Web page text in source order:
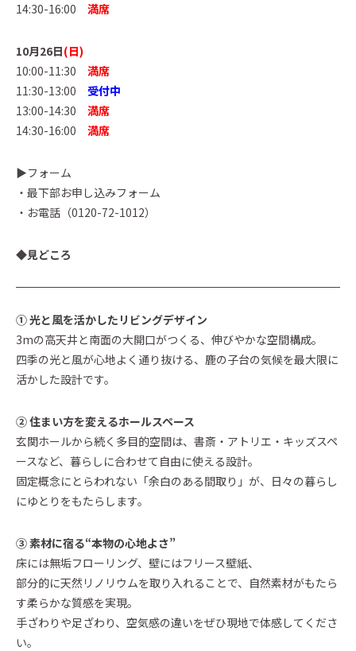
14:30-16:00 満席
10月26日(日)
10:00-11:30 満席
11:30-13:00 受付中
13:00-14:30 満席
14:30-16:00 満席
▶︎フォーム
・最下部お申し込みフォーム
・お電話（0120-72-1012）
◆見どころ
① 光と風を活かしたリビングデザイン
3mの高天井と南面の大開口がつくる、伸びやかな空間構成。
四季の光と風が心地よく通り抜ける、鹿の子台の気候を最大限に
活かした設計です。
② 住まい方を変えるホールスペース
玄関ホールから続く多目的空間は、書斎・アトリエ・キッズスペ
ースなど、暮らしに合わせて自由に使える設計。
固定概念にとらわれない「余白のある間取り」が、日々の暮らし
にゆとりをもたらします。
③ 素材に宿る“本物の心地よさ”
床には無垢フローリング、壁にはフリース壁紙、
部分的に天然リノリウムを取り入れることで、自然素材がもたら
す柔らかな質感を実現。
手ざわりや足ざわり、空気感の違いをぜひ現地で体感してくださ
い。